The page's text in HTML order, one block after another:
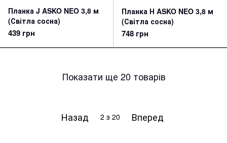
Планка J ASKO NEO 3,8 м
(Світла сосна)
439 грн
Планка Н ASKO NEO 3,8 м
(Світла сосна)
748 грн
Показати ще 20 товарів
Назад 2 з 20 Вперед